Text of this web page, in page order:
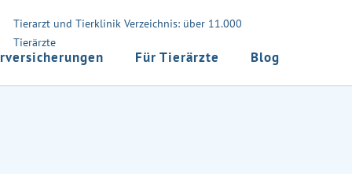
Tierarzt und Tierklinik Verzeichnis: über 11.000
Tierärzte
Für Tierärzte Blog